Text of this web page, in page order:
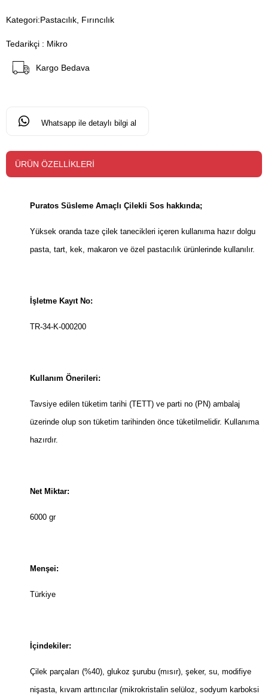
Kategori:Pastacılık, Fırıncılık
Tedarikçi : Mikro
Kargo Bedava
Whatsapp ile detaylı bilgi al
ÜRÜN ÖZELLIKLERI
Puratos Süsleme Amaçlı Çilekli Sos hakkında;
Yüksek oranda taze çilek tanecikleri içeren kullanıma hazır dolgu
pasta, tart, kek, makaron ve özel pastacılık ürünlerinde kullanılır.
İşletme Kayıt No:
TR-34-K-000200
Kullanım Önerileri:
Tavsiye edilen tüketim tarihi (TETT) ve parti no (PN) ambalaj
üzerinde olup son tüketim tarihinden önce tüketilmelidir. Kullanıma
hazırdır.
Net Miktar:
6000 gr
Menşei:
Türkiye
İçindekiler:
Çilek parçaları (%40), glukoz şurubu (mısır), şeker, su, modifiye
nişasta, kıvam arttırıcılar (mikrokristalin selüloz, sodyum karboksi